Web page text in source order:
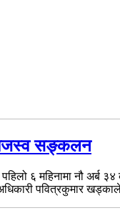
सङ्कलन
६ महिनामा नौ
पवित्रकुमार